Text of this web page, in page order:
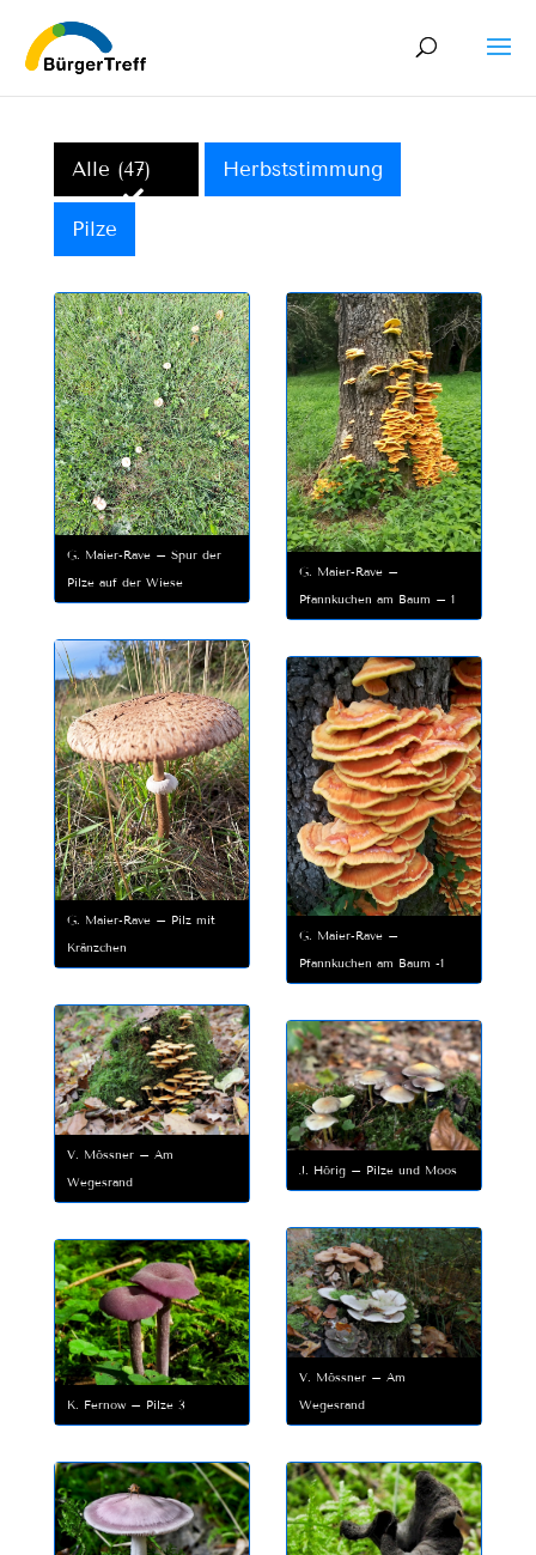
Alle (47) Herbststimmung
Pilze
G. Maier-Rave – Spur der
Pilze auf der Wiese
G. Maier-Rave –
Pfannkuchen am Baum – 1
G. Maier-Rave – Pilz mit
Kränzchen
G. Maier-Rave –
Pfannkuchen am Baum -1
V. Mössner – Am
Wegesrand
J. Hörig – Pilze und Moos
V. Mössner – Am
Wegesrand
K. Fernow – Pilze 3